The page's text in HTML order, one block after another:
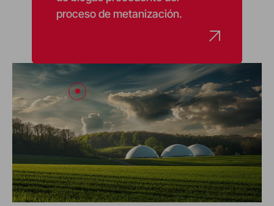
proceso de metanización.